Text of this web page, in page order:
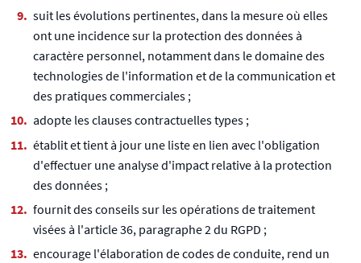
suit les évolutions pertinentes, dans la mesure où elles
ont une incidence sur la protection des données à
caractère personnel, notamment dans le domaine des
technologies de l'information et de la communication et
des pratiques commerciales ;
adopte les clauses contractuelles types ;
établit et tient à jour une liste en lien avec l'obligation
d'effectuer une analyse d'impact relative à la protection
des données ;
fournit des conseils sur les opérations de traitement
visées à l'article 36, paragraphe 2 du RGPD ;
encourage l'élaboration de codes de conduite, rend un